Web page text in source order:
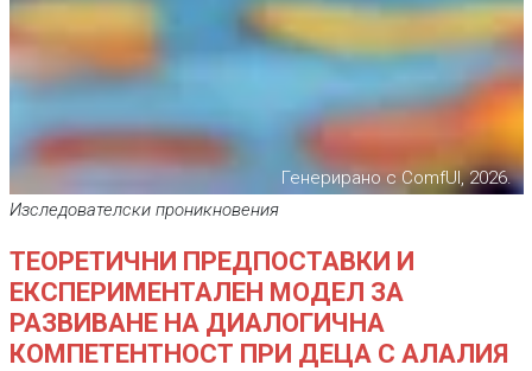
Генерирано с ComfUI, 2026.
Изследователски проникновения
ТЕОРЕТИЧНИ ПРЕДПОСТАВКИ И
ЕКСПЕРИМЕНТАЛЕН МОДЕЛ ЗА
РАЗВИВАНЕ НА ДИАЛОГИЧНА
КОМПЕТЕНТНОСТ ПРИ ДЕЦА С АЛАЛИЯ